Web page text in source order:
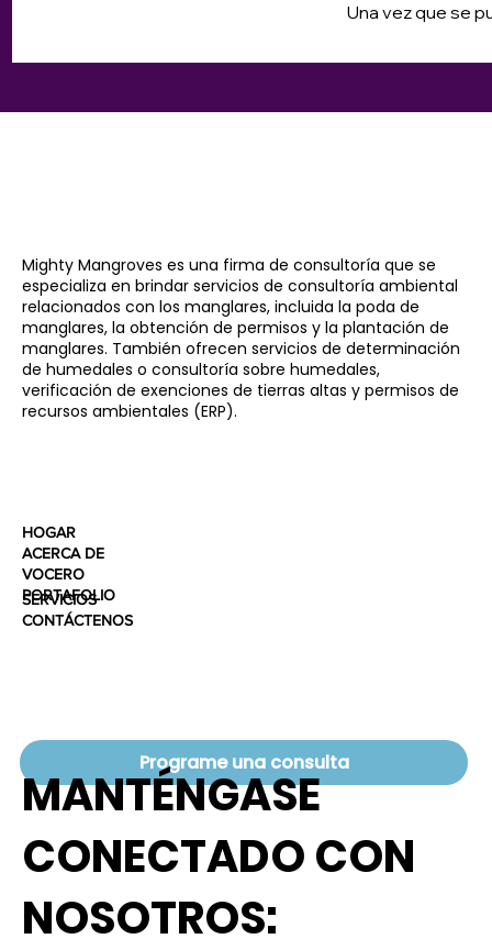
Una vez que se
Mighty Mangroves es una firma de consultoría que se
especializa en brindar servicios de consultoría ambiental
relacionados con los manglares, incluida la poda de
manglares, la obtención de permisos y la plantación de
manglares. También ofrecen servicios de determinación
de humedales o consultoría sobre humedales,
verificación de exenciones de tierras altas y permisos de
recursos ambientales (ERP).
HOGAR
ACERCA DE
VOCERO
PORTAFOLIO
SERVICIOS
CONTÁCTENOS
Programe una consulta
MANTÉNGASE
CONECTADO CON
NOSOTROS: